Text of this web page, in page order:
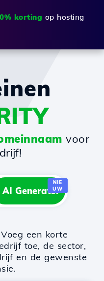
korting op hosting
voor
AI Generator
NIE
UW
een korte
toe, de sector,
en de gewenste